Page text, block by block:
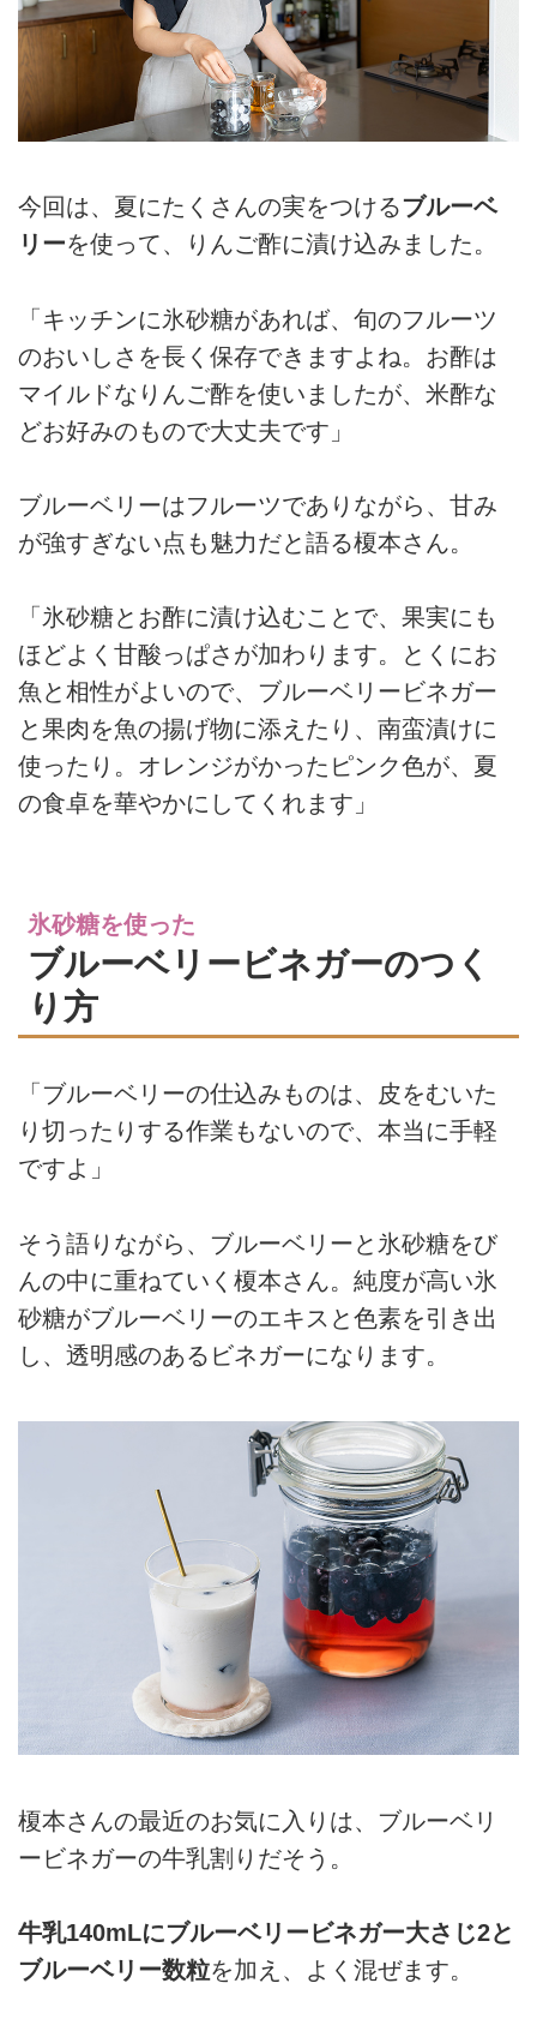
今回は、夏にたくさんの実をつけるブルーベ
リーを使って、りんご酢に漬け込みました。
「キッチンに氷砂糖があれば、旬のフルーツ
のおいしさを長く保存できますよね。お酢は
マイルドなりんご酢を使いましたが、米酢な
どお好みのもので大丈夫です」
ブルーベリーはフルーツでありながら、甘み
が強すぎない点も魅力だと語る榎本さん。
「氷砂糖とお酢に漬け込むことで、果実にも
ほどよく甘酸っぱさが加わります。とくにお
魚と相性がよいので、ブルーベリービネガー
と果肉を魚の揚げ物に添えたり、南蛮漬けに
使ったり。オレンジがかったピンク色が、夏
の食卓を華やかにしてくれます」
氷砂糖を使った
ブルーベリービネガーのつく
り方
「ブルーベリーの仕込みものは、皮をむいた
り切ったりする作業もないので、本当に手軽
ですよ」
そう語りながら、ブルーベリーと氷砂糖をび
んの中に重ねていく榎本さん。純度が高い氷
砂糖がブルーベリーのエキスと色素を引き出
し、透明感のあるビネガーになります。
榎本さんの最近のお気に入りは、ブルーベリ
ービネガーの牛乳割りだそう。
牛乳140mLにブルーベリービネガー大さじ2と
ブルーベリー数粒を加え、よく混ぜます。